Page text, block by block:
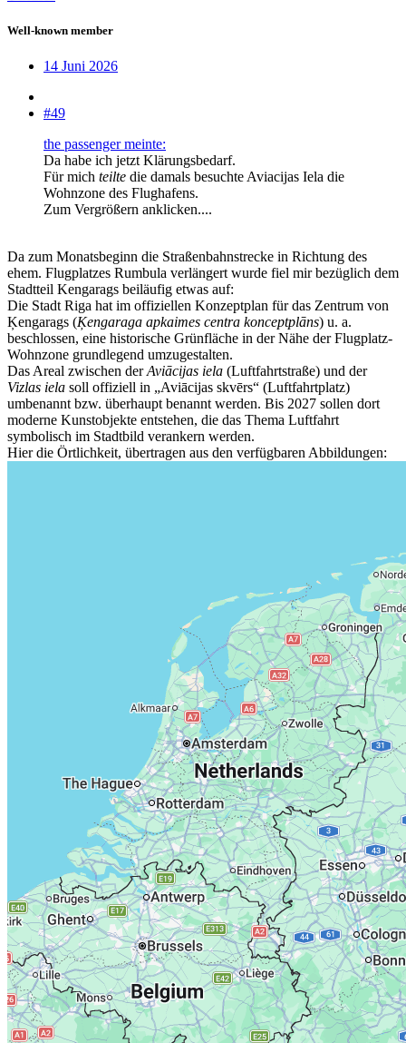
Well-known member
14 Juni 2026
#49
the passenger meinte:
Da habe ich jetzt Klärungsbedarf.
Für mich teilte die damals besuchte Aviacijas Iela die
Wohnzone des Flughafens.
Zum Vergrößern anklicken....
Da zum Monatsbeginn die Straßenbahnstrecke in Richtung des
ehem. Flugplatzes Rumbula verlängert wurde fiel mir bezüglich dem
Stadtteil Kengarags beiläufig etwas auf:
Die Stadt Riga hat im offiziellen Konzeptplan für das Zentrum von
Ķengarags (Ķengaraga apkaimes centra konceptplāns) u. a.
beschlossen, eine historische Grünfläche in der Nähe der Flugplatz-
Wohnzone grundlegend umzugestalten.
Das Areal zwischen derAviācijas iela (Luftfahrtstraße) und der
Vizlas iela soll offiziell in „Aviācijas skvērs“ (Luftfahrtplatz)
umbenannt bzw. überhaupt benannt werden. Bis 2027 sollen dort
moderne Kunstobjekte entstehen, die das Thema Luftfahrt
symbolisch im Stadtbild verankern werden.
Hier die Örtlichkeit, übertragen aus den verfügbaren Abbildungen: